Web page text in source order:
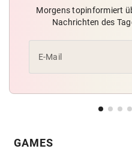
Morgens topinformiert
Nachrichten des
E-Mail
GAMES